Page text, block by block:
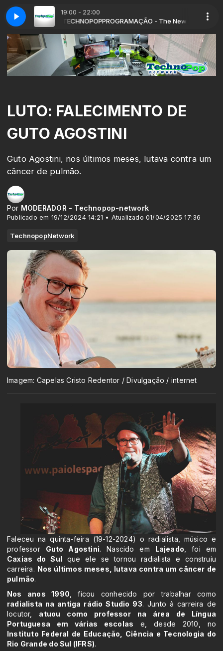
19:00 - 22:00
DEEJAY TECHNOPOPPROGRAMAÇÃO - The New And The Classic
BROOS remix) Yves Deruyter - N M E (AMBER BROOS remix)
LUTO: FALECIMENTO DE
GUTO AGOSTINI
Guto Agostini, nos últimos meses, lutava contra um
câncer de pulmão.
Por MODERADOR - Technopop-network
Publicado em 19/12/2024 14:21 • Atualizado 01/04/2025 17:36
TechnopopNetwork
Imagem: Capelas Cristo Redentor / Divulgação / internet
Faleceu na quinta-feira (19-12-2024) o radialista, músico e
professor Guto Agostini. Nascido em Lajeado , foi em
Caxias do Sul que ele se tornou radialista e construiu
carreira. Nos últimos meses, lutava contra um câncer de
pulmão.
Nos anos 1990 , ficou conhecido por trabalhar como
radialista na antiga rádio Studio 93. Junto à carreira de
locutor, atuou como professor na área de Língua
Portuguesa em várias escolas e, desde 2010, no
Instituto Federal de Educação, Ciência e Tecnologia do
Rio Grande do Sul (IFRS).